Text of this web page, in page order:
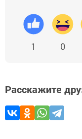
1 0
Расскажите